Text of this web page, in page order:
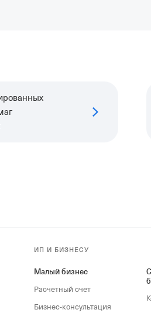
ИП И БИЗНЕСУ
Малый бизнес
Расчетный счет
Бизнес-консультация